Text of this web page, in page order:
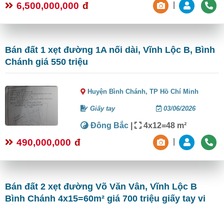
6,500,000,000 đ
Bán đất 1 xẹt đường 1A nối dài, Vĩnh Lộc B, Bình
Chánh giá 550 triệu
Huyện Bình Chánh,TP Hồ Chí Minh
Giấy tay 03/06/2026
Đông Bắc | 4x12=48 m²
490,000,000 đ
Bán đất 2 xẹt đường Võ Văn Vân, Vĩnh Lộc B
Bình Chánh 4x15=60m² giá 700 triệu giấy tay vi